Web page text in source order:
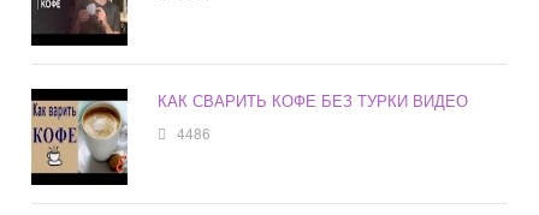
КАК СВАРИТЬ КОФЕ БЕЗ ТУРКИ ВИДЕО
4486